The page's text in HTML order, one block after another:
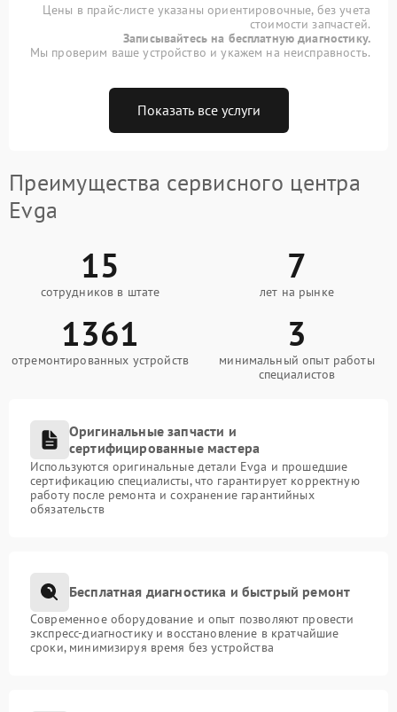
Цены в прайс-листе указаны ориентировочные, без учета
стоимости запчастей.
Записывайтесь на бесплатную диагностику.
Мы проверим ваше устройство и укажем на неисправность.
Показать все услуги
Преимущества сервисного центра
Evga
15
сотрудников в штате
7
лет на рынке
1361
отремонтированных устройств
3
минимальный опыт работы
специалистов
Оригинальные запчасти и
сертифицированные мастера
Используются оригинальные детали Evga и прошедшие
сертификацию специалисты, что гарантирует корректную
работу после ремонта и сохранение гарантийных
обязательств
Бесплатная диагностика и быстрый ремонт
Современное оборудование и опыт позволяют провести
экспресс-диагностику и восстановление в кратчайшие
сроки, минимизируя время без устройства